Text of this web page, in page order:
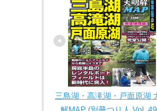
三島湖・高滝湖・戸面原湖